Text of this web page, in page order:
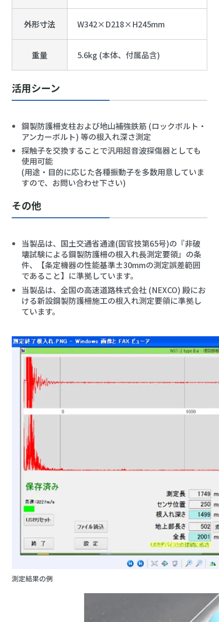
外形寸法 W342×D218×H245mm
重量 5.6kg (本体、付属品含)
活用シーン
鋼製防護柵支柱および地山補強鉄筋 (ロックボルト・
アンカーボルト) 等の根入れ深さ測定
探触子を交換することで汎用超音波探傷器としても
使用可能
(用途・目的に応じた各種振動子を多数用意していま
すので、お問い合わせ下さい)
その他
当製品は、国土交通省通達(国官技第65号)の『非破
壊試験による鋼製防護柵の根入れ長測定要領』の条
件、【条定機器の性能基準±30mmの測定誤差範囲
であること】に準拠しています。
当製品は、全国の高速道路株式会社 (NEXCO) 殿にお
ける新設鋼製防護柵施工の根入れ測定要領に準拠し
ています。
測定結果の例